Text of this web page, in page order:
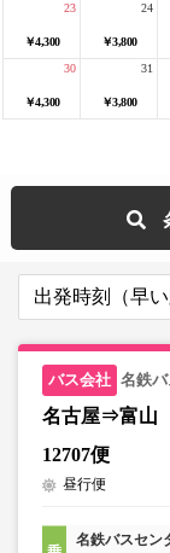
￥4,300
23
￥3,800
24
￥4,300
30
￥3,800
31
名鉄
名古屋⇒富山
12707便
昼行便
名鉄バスセン